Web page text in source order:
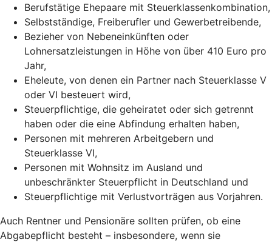
Berufstätige Ehepaare mit Steuerklassenkombination,
Selbstständige, Freiberufler und Gewerbetreibende,
Bezieher von Nebeneinkünften oder
Lohnersatzleistungen in Höhe von über 410 Euro pro
Jahr,
Eheleute, von denen ein Partner nach Steuerklasse V
oder VI besteuert wird,
Steuerpflichtige, die geheiratet oder sich getrennt
haben oder die eine Abfindung erhalten haben,
Personen mit mehreren Arbeitgebern und
Steuerklasse VI,
Personen mit Wohnsitz im Ausland und
unbeschränkter Steuerpflicht in Deutschland und
Steuerpflichtige mit Verlustvorträgen aus Vorjahren.
Auch Rentner und Pensionäre sollten prüfen, ob eine
Abgabepflicht besteht – insbesondere, wenn sie